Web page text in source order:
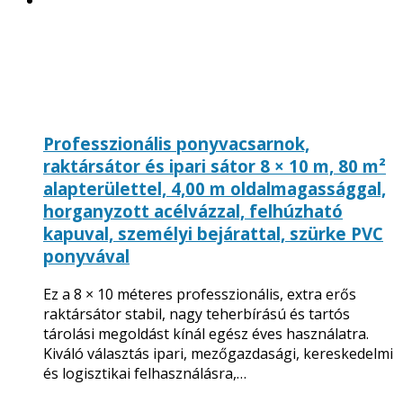
Professzionális ponyvacsarnok,
raktársátor és ipari sátor 8 × 10 m, 80 m²
alapterülettel, 4,00 m oldalmagassággal,
horganyzott acélvázzal, felhúzható
kapuval, személyi bejárattal, szürke PVC
ponyvával
Ez a 8 × 10 méteres professzionális, extra erős
raktársátor stabil, nagy teherbírású és tartós
tárolási megoldást kínál egész éves használatra.
Kiváló választás ipari, mezőgazdasági, kereskedelmi
és logisztikai felhasználásra,…